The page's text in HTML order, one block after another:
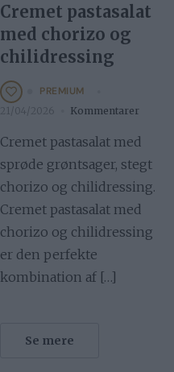
Cremet pastasalat
med chorizo og
chilidressing
PREMIUM
21/04/2026 Kommentarer
Cremet pastasalat med
sprøde grøntsager, stegt
chorizo og chilidressing.
Cremet pastasalat med
chorizo og chilidressing
er den perfekte
kombination af […]
Se mere